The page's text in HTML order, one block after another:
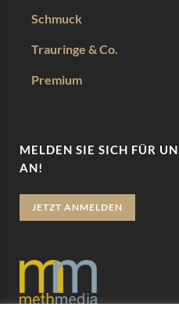
Schmuck
Trauringe & Co.
Premium
MELDEN SIE SICH FÜR
AN!
JETZT ANMELDEN